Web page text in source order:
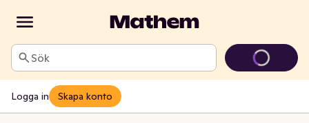
Sök
Logga in Skapa konto